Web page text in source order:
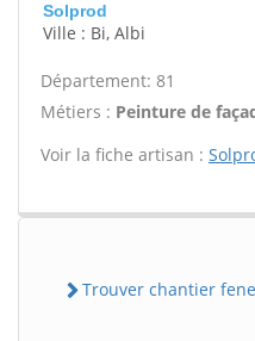
Solprod
Ville : Bi, Albi
Département: 81
Métiers : Peinture de
Voir la fiche artisan :
Trouver chantier